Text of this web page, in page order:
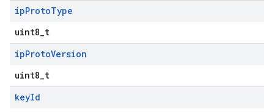
ipProtoType
uint8_t
ipProtoVersion
uint8_t
keyId